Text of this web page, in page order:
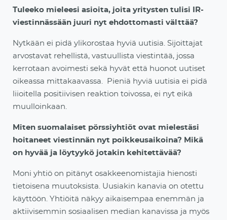
Tuleeko mieleesi asioita, joita yritysten tulisi IR-
viestinnässään juuri nyt ehdottomasti välttää?
Nytkään ei pidä ylikorostaa hyviä uutisia. Sijoittajat
arvostavat rehellistä, vastuullista viestintää, jossa
kerrotaan avoimesti sekä hyvät että huonot uutiset
oikeassa mittakaavassa. Pieniä hyviä uutisia ei pidä
liioitella positiivisen reaktion toivossa, ei nyt eikä
muulloinkaan.
Miten suomalaiset pörssiyhtiöt ovat mielestäsi
hoitaneet viestinnän nyt poikkeusaikoina? Mikä
on hyvää ja löytyykö jotakin kehitettävää?
Moni yhtiö on pitänyt osakkeenomistajia hienosti
tietoisena muutoksista. Uusiakin kanavia on otettu
käyttöön. Yhtiöitä näkyy aikaisempaa enemmän ja
aktiivisemmin sosiaalisen median kanavissa ja myös